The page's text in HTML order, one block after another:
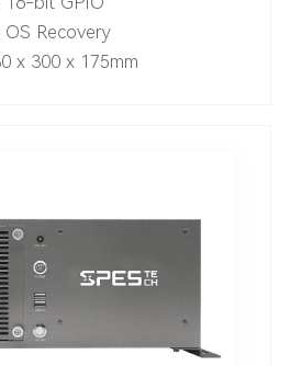
Recovery
x 300 x 175mm